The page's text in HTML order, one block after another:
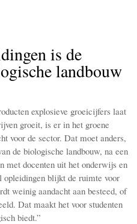
is de
landbouw
explosieve groeicijfers laat
groeit, is er in het groene
voor de sector. Dat moet anders,
de biologische landbouw, na een
met docenten uit het onderwijs en
opleidingen blijkt de ruimte voor
weinig aandacht aan besteed, of
Dat maakt het voor studenten
biedt.”